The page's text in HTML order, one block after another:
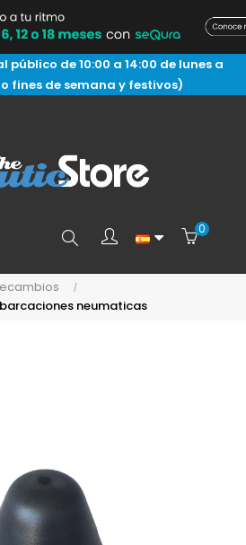
de 10:00 a 14:00 de lunes a
fines de semana y festivos)
Buscar
aquí...
0
neumaticas